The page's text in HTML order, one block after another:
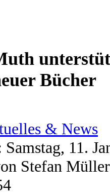
Bücher
& News
11.
Stefan Müller